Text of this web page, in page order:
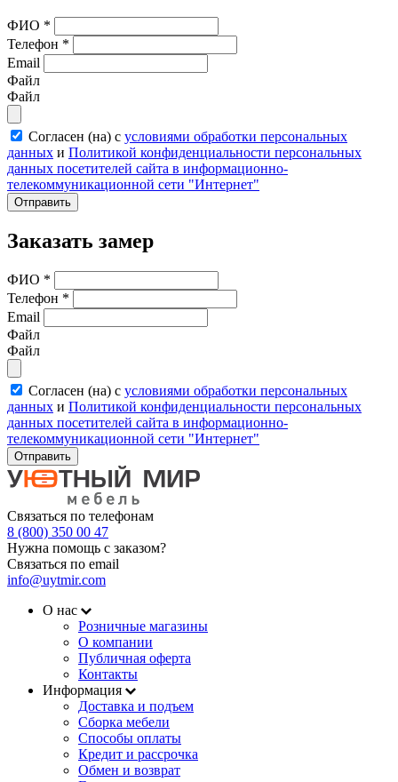
ФИО *
Телефон *
Email
Файл
Файл
Согласен (на) с условиями обработки персональных
данных и Политикой конфиденциальности персональных
данных посетителей сайта в информационно-
телекоммуникационной сети "Интернет"
Отправить
Заказать замер
ФИО *
Телефон *
Email
Файл
Файл
Согласен (на) с условиями обработки персональных
данных и Политикой конфиденциальности персональных
данных посетителей сайта в информационно-
телекоммуникационной сети "Интернет"
Отправить
Связаться по телефонам
8 (800) 350 00 47
Нужна помощь с заказом?
Связаться по email
info@uytmir.com
О нас
Розничные магазины
О компании
Публичная оферта
Контакты
Информация
Доставка и подъем
Сборка мебели
Способы оплаты
Кредит и рассрочка
Обмен и возврат